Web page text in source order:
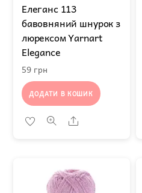
Елеганс 113
бавовняний шнурок з
люрексом Yarnart
Elegance
59 грн
ДОДАТИ В КОШИК
Share